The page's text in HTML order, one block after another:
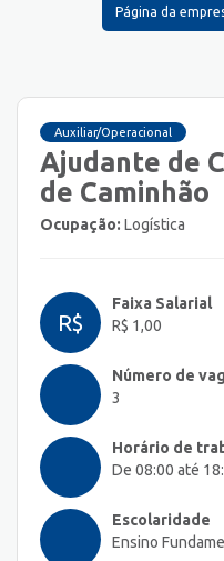
Página da
Auxiliar/Operacional
Ajudante de
de Caminhão
Ocupação: Logística
R$
Faixa Salarial
R$ 1,00
Número de
3
Horário de
De 08:00 até
Escolaridade
Ensino